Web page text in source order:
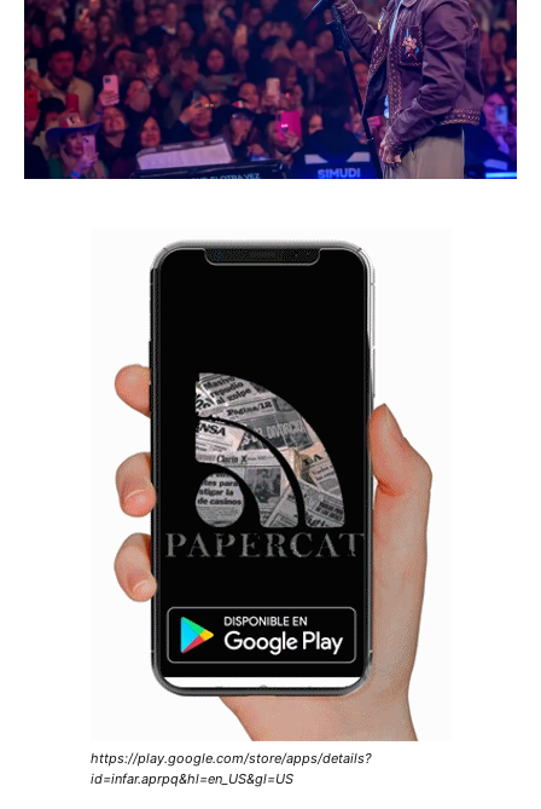
https://play.google.com/store/apps/details?
id=infar.aprpq&hl=en_US&gl=US